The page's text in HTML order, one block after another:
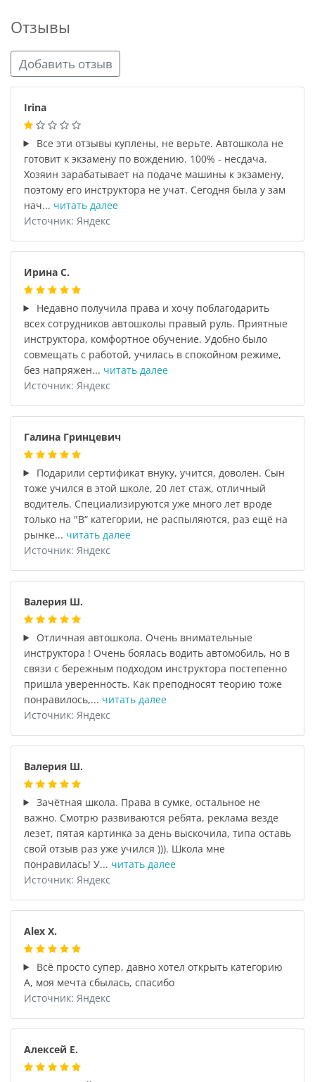
Отзывы
Добавить отзыв
Irina
Все эти отзывы куплены, не верьте. Автошкола не
готовит к экзамену по вождению. 100% - несдача.
Хозяин зарабатывает на подаче машины к экзамену,
поэтому его инструктора не учат. Сегодня была у зам
нач... читать далее
Источник: Яндекс
Ирина С.
Недавно получила права и хочу поблагодарить
всех сотрудников автошколы правый руль. Приятные
инструктора, комфортное обучение. Удобно было
совмещать с работой, училась в спокойном режиме,
без напряжен... читать далее
Источник: Яндекс
Галина Гринцевич
Подарили сертификат внуку, учится, доволен. Сын
тоже учился в этой школе, 20 лет стаж, отличный
водитель. Специализируются уже много лет вроде
только на "В“ категории, не распыляются, раз ещё на
рынке... читать далее
Источник: Яндекс
Валерия Ш.
Отличная автошкола. Очень внимательные
инструктора ! Очень боялась водить автомобиль, но в
связи с бережным подходом инструктора постепенно
пришла уверенность. Как преподносят теорию тоже
понравилось,... читать далее
Источник: Яндекс
Валерия Ш.
Зачётная школа. Права в сумке, остальное не
важно. Смотрю развиваются ребята, реклама везде
лезет, пятая картинка за день выскочила, типа оставь
свой отзыв раз уже учился ))). Школа мне
понравилась! У... читать далее
Источник: Яндекс
Alex X.
Всё просто супер, давно хотел открыть категорию
А, моя мечта сбылась, спасибо
Источник: Яндекс
Алексей Е.